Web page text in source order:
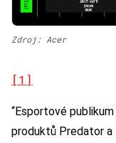
Zdroj: Acer
[1]
“Esportové
produktů Predator a